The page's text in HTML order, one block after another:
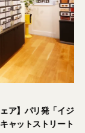
ア】パリ発「イジ
ャットストリート